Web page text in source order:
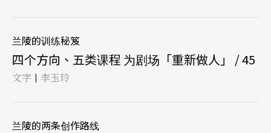
兰陵的训练秘笈
四个方向、五类课程 为剧场「重新做人」 / 45
文字 | 李玉玲
兰陵的两条创作路线